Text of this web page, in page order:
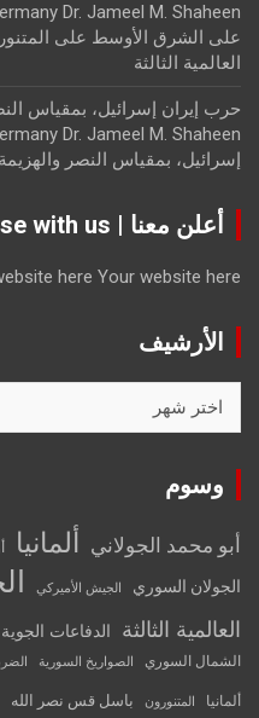
على الشرق الأوسط على
العالمية الثالثة
إسرائيل، بمقياس النصر والهزيمة
أعلن معنا | Advertise with us
here Your website here
الأرشيف
وسوم
أبو محمد الجولاني ألمانيا
الجولان السوري الجيش الأميركي
العالمية الثالثة
الدفاعات
الشمال السوري الصواريخ السورية
ألمانيا المتنورون باسل قس نصر الله